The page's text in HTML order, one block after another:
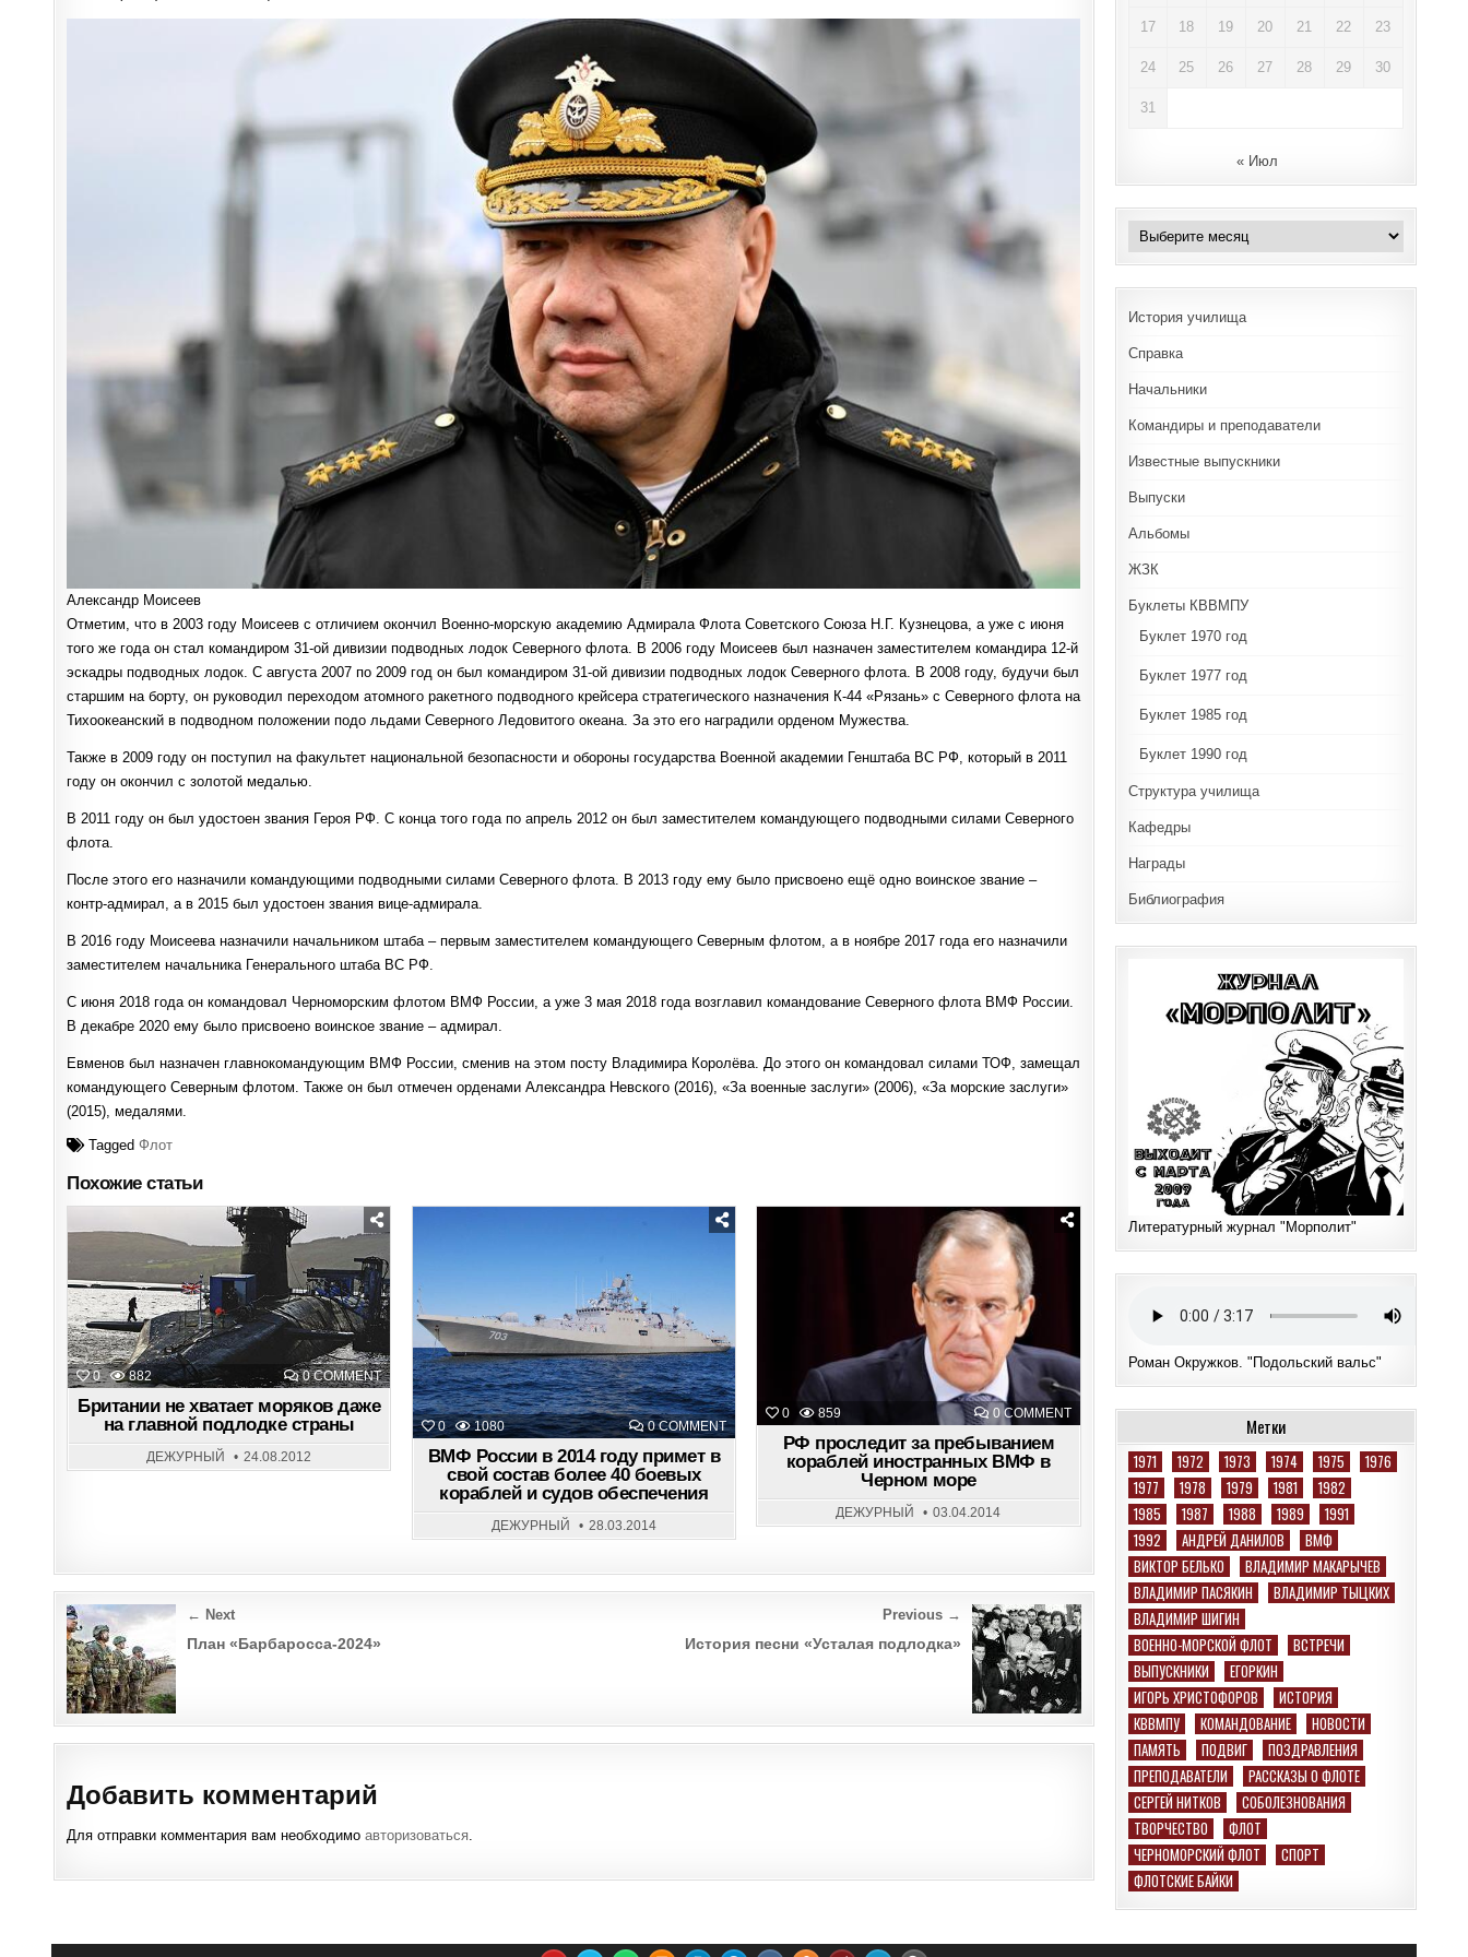
ПОСТУ
ГЛАВКОМА
Александр Моисеев
Отметим, что в 2003 году Моисеев с отличием окончил Военно-морскую академию Адмирала Флота Советского Союза Н.Г. Кузнецова, а уже с июня
того же года он стал командиром 31-ой дивизии подводных лодок Северного флота. В 2006 году Моисеев был назначен заместителем командира 12-й
эскадры подводных лодок. С августа 2007 по 2009 год он был командиром 31-ой дивизии подводных лодок Северного флота. В 2008 году, будучи был
старшим на борту, он руководил переходом атомного ракетного подводного крейсера стратегического назначения К-44 «Рязань» с Северного флота на
Тихоокеанский в подводном положении подо льдами Северного Ледовитого океана. За это его наградили орденом Мужества.
Также в 2009 году он поступил на факультет национальной безопасности и обороны государства Военной академии Генштаба ВС РФ, который в 2011
году он окончил с золотой медалью.
В 2011 году он был удостоен звания Героя РФ. С конца того года по апрель 2012 он был заместителем командующего подводными силами Северного
флота.
После этого его назначили командующими подводными силами Северного флота. В 2013 году ему было присвоено ещё одно воинское звание –
контр-адмирал, а в 2015 был удостоен звания вице-адмирала.
В 2016 году Моисеева назначили начальником штаба – первым заместителем командующего Северным флотом, а в ноябре 2017 года его назначили
заместителем начальника Генерального штаба ВС РФ.
С июня 2018 года он командовал Черноморским флотом ВМФ России, а уже 3 мая 2018 года возглавил командование Северного флота ВМФ России.
В декабре 2020 ему было присвоено воинское звание – адмирал.
Евменов был назначен главнокомандующим ВМФ России, сменив на этом посту Владимира Королёва. До этого он командовал силами ТОФ, замещал
командующего Северным флотом. Также он был отмечен орденами Александра Невского (2016), «За военные заслуги» (2006), «За морские заслуги»
(2015), медалями.
TaggedФлот
Похожие статьи
0 882 0 COMMENTON
БРИТАНИИ
НЕ
ХВАТАЕТ
МОРЯКОВ
ДАЖЕ
ГЛАВНОЙ
ПОДЛОДКЕ
Posted
in
Британии не хватает моряков даже
на главной подлодке страны
ДЕЖУРНЫЙ 24.08.2012
0 1080 0 COMMENTON
ВМФ
ПРИМЕТ
В
СВОЙ
СОСТАВ
КОРАБЛЕЙ
ОБЕСПЕЧЕНИЯ
ВМФ России в 2014 году примет в
свой состав более 40 боевых
кораблей и судов обеспечения
ДЕЖУРНЫЙ 28.03.2014
0 859 0 COMMENTON
РФ
ПРЕБЫВАНИЕМ
КОРАБЛЕЙ
ИНОСТРАННЫХ
ВМФ
ЧЕРНОМ
Posted
РФ проследит за пребыванием
кораблей иностранных ВМФ в
Черном море
ДЕЖУРНЫЙ 03.04.2014
Post
navigation
Previous →
История песни «Усталая подлодка»
← Next
План «Барбаросса-2024»
Добавить комментарий
Для отправки комментария вам необходимоавторизоваться
17 18 19 20 21 22 23
24 25 26 27 28 29 30
31
« Июл
Архивы
История училища
Справка
Начальники
Командиры и преподаватели
Известные выпускники
Выпуски
Альбомы
ЖЗК
Буклеты КВВМПУ
Буклет 1970 год
Буклет 1977 год
Буклет 1985 год
Буклет 1990 год
Структура училища
Кафедры
Награды
Библиография
Литературный журнал "Морполит"
Роман Окружков. "Подольский вальс"
Метки
1971 1972 1973 1974 1975
1976
1977
1978 1979 1981
1982
1985
1987 1988 1989
1991
1992
АНДРЕЙ ДАНИЛОВ
ВМФ
ВИКТОР БЕЛЬКО
ВЛАДИМИР МАКАРЫЧЕВ
ВЛАДИМИР ПАСЯКИН
ВЛАДИМИР ТЫЦКИХ
ВЛАДИМИР ШИГИН
ВОЕННО-МОРСКОЙ ФЛОТ
ВСТРЕЧИ
ВЫПУСКНИКИ
ЕГОРКИН
ИГОРЬ ХРИСТОФОРОВ
ИСТОРИЯ
КВВМПУ
КОМАНДОВАНИЕ
НОВОСТИ
ПАМЯТЬ
ПОДВИГ
ПОЗДРАВЛЕНИЯ
ПРЕПОДАВАТЕЛИ
РАССКАЗЫ О ФЛОТЕ
СЕРГЕЙ НИТКОВ
СОБОЛЕЗНОВАНИЯ
ТВОРЧЕСТВО
ФЛОТ
ЧЕРНОМОРСКИЙ ФЛОТ
СПОРТ
ФЛОТСКИЕ БАЙКИ